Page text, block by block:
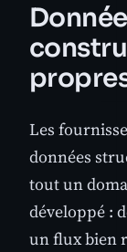
Les
données
tout un
développé :
un flux bien